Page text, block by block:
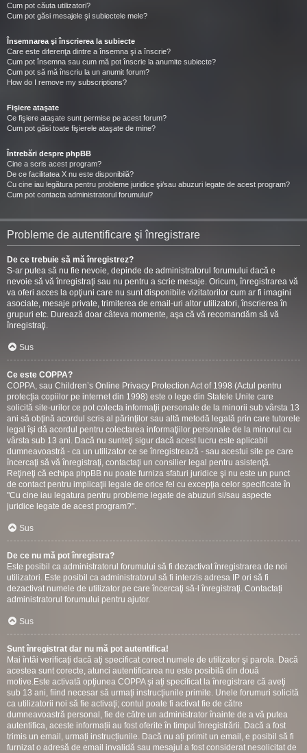
Cum pot căuta utilizatori?
Cum pot găsi mesajele şi subiectele mele?
Însemnarea şi înscrierea la subiecte
Care este diferenţa dintre a însemna şi a înscrie?
Cum pot însemna sau cum mă pot înscrie la anumite subiecte?
Cum pot să mă înscriu la un anumit forum?
How do I remove my subscriptions?
Fişiere ataşate
Ce fişiere ataşate sunt permise pe acest forum?
Cum pot găsi toate fişierele ataşate de mine?
Întrebări despre phpBB
Cine a scris acest program?
De ce facilitatea X nu este disponibilă?
Cu cine iau legătura pentru probleme juridice şi/sau abuzuri legate de acest program?
Cum pot contacta administratorul forumului?
Probleme de autentificare şi înregistrare
De ce trebuie să mă înregistrez?
S-ar putea să nu fie nevoie, depinde de administratorul forumului dacă e
nevoie să vă înregistraţi sau nu pentru a scrie mesaje. Oricum, înregistrarea vă
va oferi acces la opţiuni care nu sunt disponibile vizitatorilor cum ar fi imagini
asociate, mesaje private, trimiterea de email-uri altor utilizatori, înscrierea în
grupuri etc. Durează doar câteva momente, aşa că vă recomandăm să vă
înregistraţi.
Sus
Ce este COPPA?
COPPA, sau Children’s Online Privacy Protection Act of 1998 (Actul pentru
protecţia copiilor pe internet din 1998) este o lege din Statele Unite care
solicită site-urilor ce pot colecta informaţii personale de la minorii sub vârsta 13
ani să obţină acordul scris al părinţilor sau altă metodă legală prin care tutorele
legal îşi dă acordul pentru colectarea informaţiilor personale de la minorul cu
vârsta sub 13 ani. Dacă nu sunteţi sigur dacă acest lucru este aplicabil
dumneavoastră - ca un utilizator ce se înregistrează - sau acestui site pe care
încercaţi să vă înregistraţi, contactaţi un consilier legal pentru asistenţă.
Reţineţi că echipa phpBB nu poate furniza sfaturi juridice şi nu este un punct
de contact pentru implicaţii legale de orice fel cu excepţia celor specificate în
"Cu cine iau legatura pentru probleme legate de abuzuri si/sau aspecte
juridice legate de acest program?".
Sus
De ce nu mă pot înregistra?
Este posibil ca administratorul forumului să fi dezactivat înregistrarea de noi
utilizatori. Este posibil ca administratorul să fi interzis adresa IP ori să fi
dezactivat numele de utilizator pe care încercaţi să-l înregistraţi. Contactați
administratorul forumului pentru ajutor.
Sus
Sunt înregistrat dar nu mă pot autentifica!
Mai întâi verificaţi dacă aţi specificat corect numele de utilizator şi parola. Dacă
acestea sunt corecte, atunci autentificarea nu este posibilă din două
motive.Este activată opţiunea COPPA şi aţi specificat la înregistrare că aveţi
sub 13 ani, fiind necesar să urmaţi instrucţiunile primite. Unele forumuri solicită
ca utilizatorii noi să fie activaţi; contul poate fi activat fie de către
dumneavoastră personal, fie de către un administrator înainte de a vă putea
autentifica, aceste informații au fost oferite în timpul înregistrării. Dacă a fost
trimis un email, urmați instrucțiunile. Dacă nu ați primit un email, e posibil să fi
furnizat o adresă de email invalidă sau mesajul a fost considerat nesolicitat de